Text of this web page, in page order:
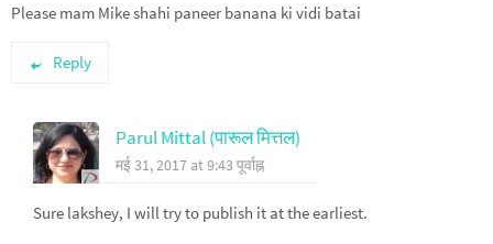
Please mam Mike shahi paneer banana ki vidi batai
Reply
Parul Mittal (पारूल मित्तल)
मई 31, 2017 at 9:43 पूर्वाह्न
Sure lakshey, I will try to publish it at the earliest.